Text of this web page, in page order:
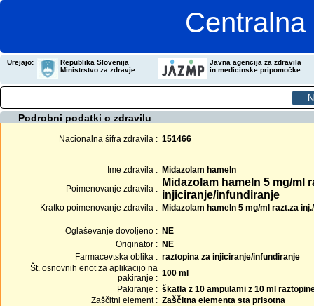
Urejajo:
Republika Slovenija
Ministrstvo za zdravje
Javna agencija za zdravila
in medicinske pripomočke
Podrobni podatki o zdravilu
Nacionalna šifra zdravila : 151466
Ime zdravila : Midazolam hameln
Poimenovanje zdravila :
Midazolam hameln 5 mg/ml
injiciranje/infundiranje
Kratko poimenovanje zdravila : Midazolam hameln 5 mg/ml razt.za
Oglaševanje dovoljeno : NE
Originator : NE
Farmacevtska oblika : raztopina za injiciranje/infundiranje
Št. osnovnih enot za aplikacijo na
pakiranje : 100 ml
Pakiranje : škatla z 10 ampulami z 10 ml
Zaščitni element : Zaščitna elementa sta prisotna